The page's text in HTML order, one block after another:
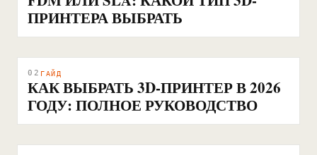
ПРИНТЕРА ВЫБРАТЬ
02 ГАЙД
КАК ВЫБРАТЬ 3D-ПРИНТЕР В 2026
ГОДУ: ПОЛНОЕ РУКОВОДСТВО